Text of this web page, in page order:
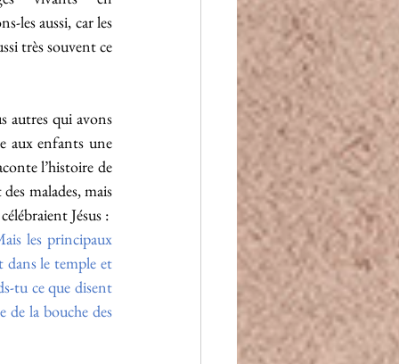
les aussi, car les
très souvent ce
autres qui avons
aux enfants une
l’histoire de
malades, mais
Jésus :
les principaux
dans le temple et
tu ce que disent
de la bouche des